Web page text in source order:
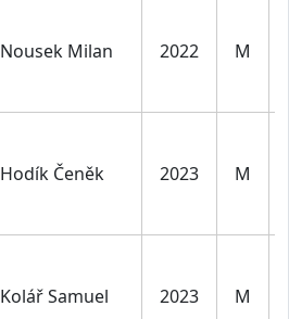
Nousek Milan 2022 M
Hodík Čeněk 2023 M
Kolář Samuel 2023 M